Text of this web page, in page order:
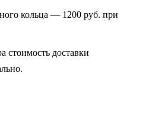
кольца — 1200 руб. при
стоимость доставки